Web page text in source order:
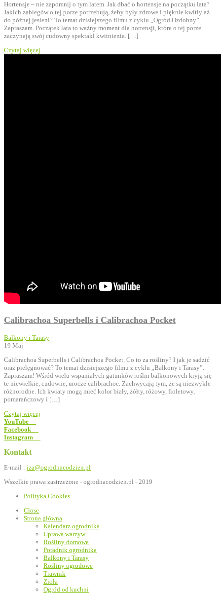
Hortensje – nie zapomnij o tym latem. Jak dbać o hortensje na początku lata?
Jakich zabiegów o tej porze potrzebują, żeby były zdrowe i pięknie kwitły aż
do późnej jesieni? To temat dzisiejszego filmu z cyklu „Ogród Ozdobny”.
Zapraszam. Początek lata to ważny moment dla hortensji, które o tej porze
zaczynają swój cudowny spektakl kwitnienia. […]
Czytaj więcej
Calibrachoa Superbells i Calibrachoa Pocket
Balkony i Tarasy
19 Maj
Calibrachoa Superbells i Calibrachoa Pocket. Co to za rośliny? I jak je sadzić
oraz pielęgnować? To temat dzisiejszego filmu z cyklu „Balkony i Tarasy”.
Zapraszam! Wśród wielu wspaniałych gatunków roślin balkonowych kryją się
te niewielkie, cudowne, urocze calibrachoe. Zachwycają tym, że są niezwykle
różnorodne. Ich kwiaty mogą mieć kolor biały, żółty, różowy, fioletowy,
pomarańczowy i […]
Czytaj więcej
YouTube
Facebook
Instagram
Kontakt
E-mail : iza@ogrodnacodzien.pl
Wszelkie prawa zastrzeżone - ogrodnacodzien.pl - 2019
Polityka Cookies
Close
Strona główna
Kalendarz ogrodnika
Uprawa warzyw
Rośliny domowe
Poradnik ogrodnika
Balkony i Tarasy
Rośliny ogrodowe
Trawnik
Zioła
Ogród od kuchni